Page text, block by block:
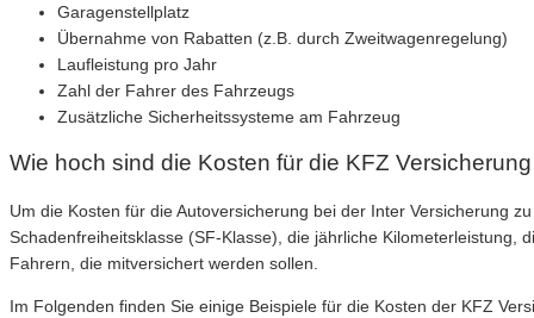
Garagenstellplatz
Übernahme von Rabatten (z.B. durch Zweitwagenregelung)
Laufleistung pro Jahr
Zahl der Fahrer des Fahrzeugs
Zusätzliche Sicherheitssysteme am Fahrzeug
Wie hoch sind die Kosten für die KFZ
Um die Kosten für die Autoversicherung bei der Inter Versicherung
Schadenfreiheitsklasse (SF-Klasse), die jährliche Kilometerleistung,
Fahrern, die mitversichert werden sollen.
Im Folgenden finden Sie einige Beispiele für die Kosten der KFZ